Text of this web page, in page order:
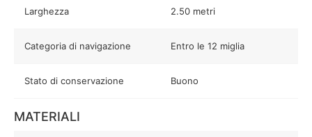
Larghezza 2.50 metri
Categoria di navigazione Entro le 12 miglia
Stato di conservazione Buono
MATERIALI